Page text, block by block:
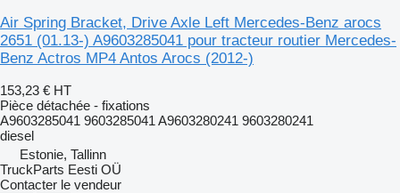
Air Spring Bracket, Drive Axle Left Mercedes-Benz arocs
2651 (01.13-) A9603285041 pour tracteur routier Mercedes-
Benz Actros MP4 Antos Arocs (2012-)
153,23 € HT
Pièce détachée - fixations
A9603285041 9603285041 A9603280241 9603280241
diesel
Estonie, Tallinn
TruckParts Eesti OÜ
Contacter le vendeur